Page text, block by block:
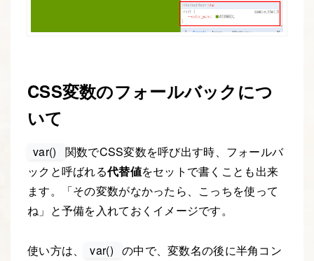
CSS変数のフォールバックにつ
いて
var()
関数でCSS変数を呼び出す時、フォールバ
ックと呼ばれる代替値をセットで書くことも出来
ます。「その変数がなかったら、こっちを使って
ね」と予備を入れておくイメージです。
使い方は、 var() の中で、変数名の後に半角コン